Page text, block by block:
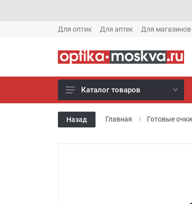
Для оптик Для аптек Для магазинов
Новое готовые очки (1621)
Новое солнце (1613)
Каталог товаров
Назад Главная Готовые очки